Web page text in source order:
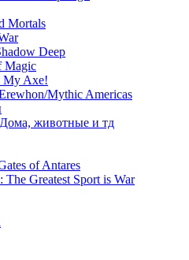
Mortals
Deep
Magic
My Axe!
Mythic Americas
животные и тд
of Antares
The Greatest Sport is War